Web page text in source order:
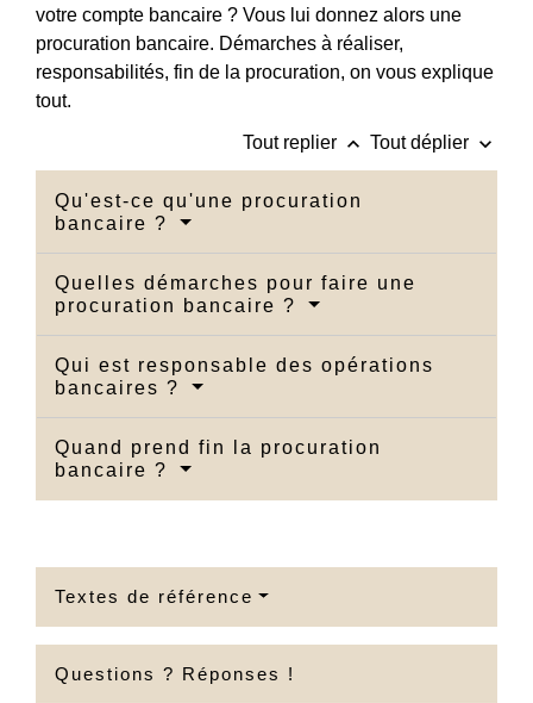
votre compte bancaire ? Vous lui donnez alors une
procuration bancaire. Démarches à réaliser,
responsabilités, fin de la procuration, on vous explique
tout.
Tout replier keyboard_arrow_up Tout déplier keyboard_arrow_down
Qu'est-ce qu'une procuration
bancaire ?
Quelles démarches pour faire une
procuration bancaire ?
Qui est responsable des opérations
bancaires ?
Quand prend fin la procuration
bancaire ?
Textes de référence
Questions ? Réponses !